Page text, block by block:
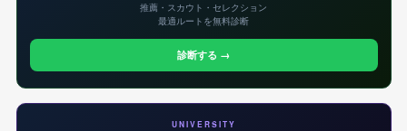
推薦・スカウト・セレクション
最適ルートを無料診断
診断する →
UNIVERSITY